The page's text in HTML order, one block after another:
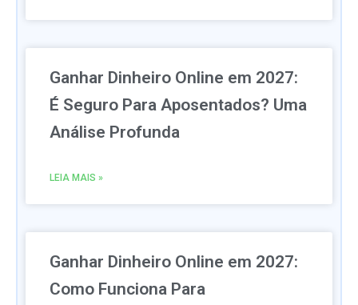
Ganhar Dinheiro Online em 2027:
É Seguro Para Aposentados? Uma
Análise Profunda
LEIA MAIS »
Ganhar Dinheiro Online em 2027:
Como Funciona Para